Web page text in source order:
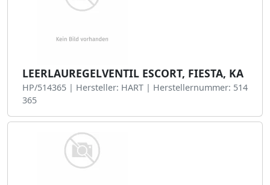
LEERLAUREGELVENTIL ESCORT, FIESTA, KA
HP/514365 | Hersteller: HART | Herstellernummer: 514
365